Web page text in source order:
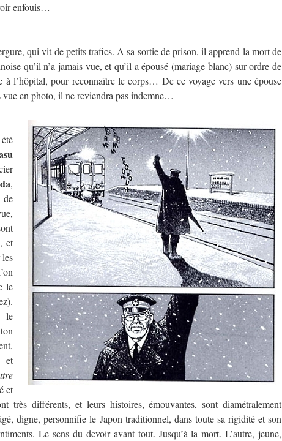
enfouis…
qui vit de petits trafics. A sa sortie de prison, il apprend la mort de
qu’il n’a jamais vue, et qu’il a épousé (mariage blanc) sur ordre de
à l’hôpital, pour reconnaître le corps… De ce voyage vers une épouse
vue en photo, il ne reviendra pas indemne…
,
et
le
le
et
et
très différents, et leurs histoires, émouvantes, sont diamétralement
digne, personnifie le Japon traditionnel, dans toute sa rigidité et son
Le sens du devoir avant tout. Jusqu’à la mort. L’autre, jeune,